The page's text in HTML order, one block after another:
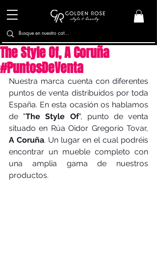
The Style Of, A Coruña
#PuntosDeVenta
Nuestra marca cuenta con diferentes
puntos de venta distribuidos por toda
España. En esta ocasión os hablamos
de "The Style Of", punto de venta
A Coruña. Un lugar en el cual podréis
encontrar un mueble completo con
una amplia gama de nuestros
productos.